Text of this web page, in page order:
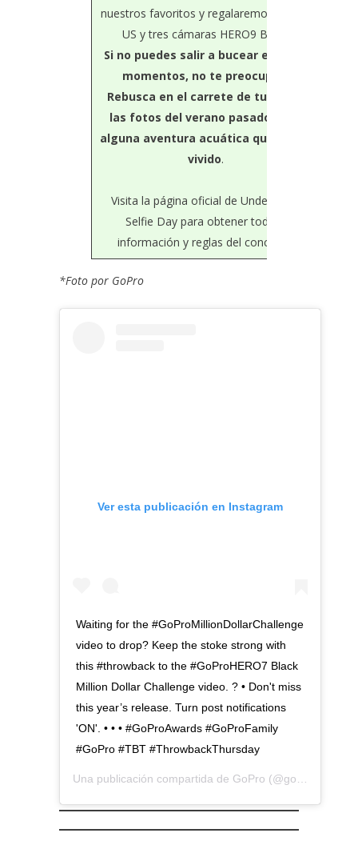
nuestros favoritos y regalaremos $2,000
US y tres cámaras HERO9 Black.
Si no puedes salir a bucear en estos
momentos, no te preocupes.
Rebusca en el carrete de tu GoPro
las fotos del verano pasado, o de
alguna aventura acuática que hayas
vivido.
Visita la página oficial de Underwater
Selfie Daypara obtener toda la
información y reglas del concurso.
*Foto por GoPro
Ver esta publicación en Instagram
Waiting for the #GoProMillionDollarChallenge
video to drop? Keep the stoke strong with
this #throwback to the #GoProHERO7 Black
Million Dollar Challenge video. ? • Don't miss
this year’s release. Turn post notifications
'ON'. • • • #GoProAwards #GoProFamily
#GoPro #TBT #ThrowbackThursday
Una publicación compartida de GoPro (@gopro) el